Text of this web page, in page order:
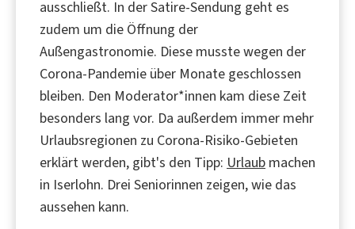
ausschließt. In der Satire-Sendung geht es
zudem um die Öffnung der
Außengastronomie. Diese musste wegen der
Corona-Pandemie über Monate geschlossen
bleiben. Den Moderator*innen kam diese Zeit
besonders lang vor. Da außerdem immer mehr
Urlaubsregionen zu Corona-Risiko-Gebieten
erklärt werden, gibt's den Tipp: Urlaub machen
in Iserlohn. Drei Seniorinnen zeigen, wie das
aussehen kann.